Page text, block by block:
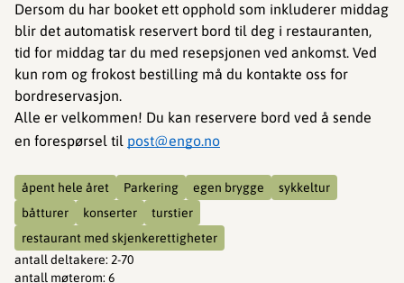
Dersom du har booket ett opphold som inkluderer middag
blir det automatisk reservert bord til deg i restauranten,
tid for middag tar du med resepsjonen ved ankomst. Ved
kun rom og frokost bestilling må du kontakte oss for
bordreservasjon.
Alle er velkommen! Du kan reservere bord ved å sende
en forespørsel til post@engo.no
åpent hele året Parkering egen brygge
sykkeltur
båtturer
konserter
turstier
restaurant med skjenkerettigheter
antall deltakere: 2-70
antall møterom: 6